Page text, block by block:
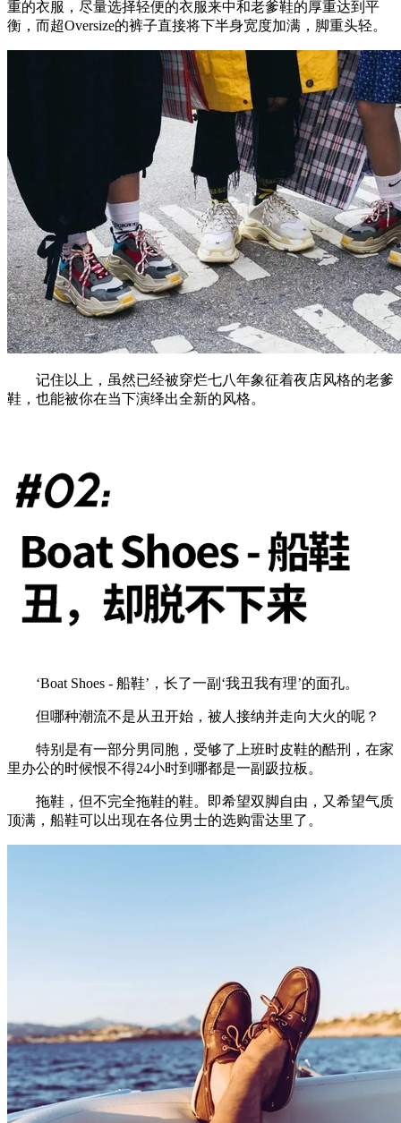
重的衣服，尽量选择轻便的衣服来中和老爹鞋的厚重达到平
衡，而超Oversize的裤子直接将下半身宽度加满，脚重头轻。
记住以上，虽然已经被穿烂七八年象征着夜店风格的老爹
鞋，也能被你在当下演绎出全新的风格。
‘Boat Shoes - 船鞋’，长了一副‘我丑我有理’的面孔。
但哪种潮流不是从丑开始，被人接纳并走向大火的呢？
特别是有一部分男同胞，受够了上班时皮鞋的酷刑，在家
里办公的时候恨不得24小时到哪都是一副趿拉板。
拖鞋，但不完全拖鞋的鞋。即希望双脚自由，又希望气质
顶满，船鞋可以出现在各位男士的选购雷达里了。